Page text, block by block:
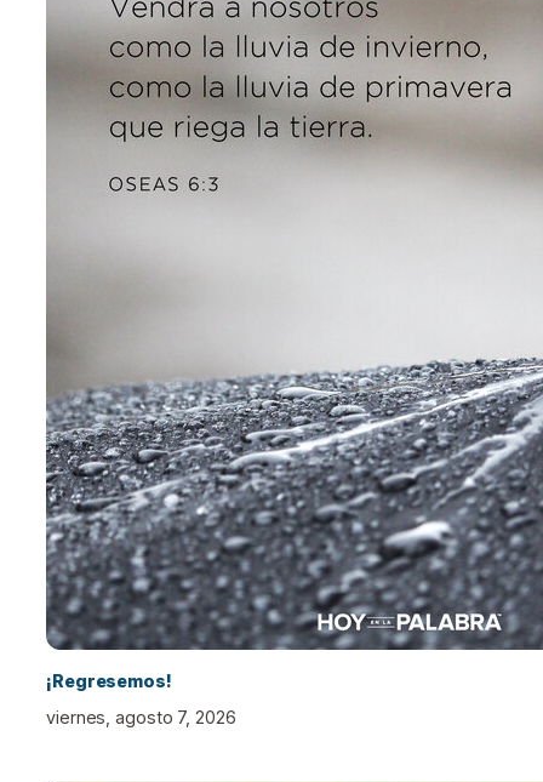
¡Regresemos!
viernes, agosto 7, 2026